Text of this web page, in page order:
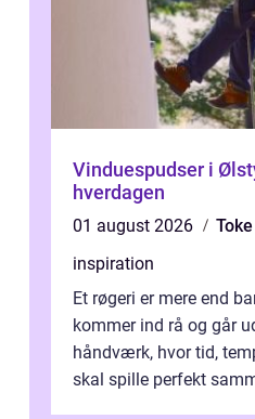
Vinduespudser i
hverdagen
01 august 2026
inspiration
Et røgeri er mere end
kommer ind rå og går
håndværk, hvor tid,
skal spille perfekt